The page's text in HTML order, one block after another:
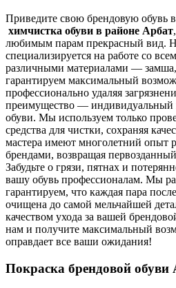
Приведите свою брендовую обувь
химчистка обуви в районе Арбат
любимым парам прекрасный вид.
специализируется на работе со
различными материалами —
гарантируем максимальный
профессионально удаляя
преимущество — индивидуальный
обуви. Мы используем только
средства для чистки, сохраняя
мастера имеют многолетний опыт
брендами, возвращая
Забудьте о грязи, пятнах и
вашу обувь профессионалам. Мы
гарантируем, что каждая пара
очищена до самой мельчайшей
качеством ухода за вашей
нам и получите максимальный
оправдает все ваши ожидания!
Покраска брендовой обуви